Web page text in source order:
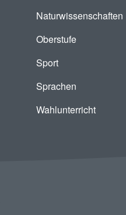
Naturwissenschaften
Oberstufe
Sport
Sprachen
Wahlunterricht